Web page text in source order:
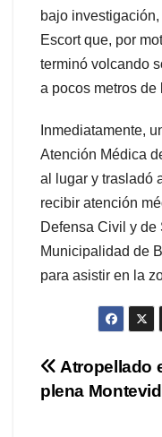
bajo
Escort que, por
terminó volcando
a pocos metros de
Inmediatamente,
Atención Médica
al lugar y trasladó
recibir atención
Defensa Civil y
Municipalidad de
para asistir en la
de
Atropellado
plena